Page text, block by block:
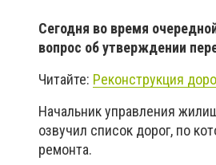
Сегодня во время
вопрос об утверждении
Читайте: Реконструкция
Начальник управления
озвучил список дорог, по
ремонта.